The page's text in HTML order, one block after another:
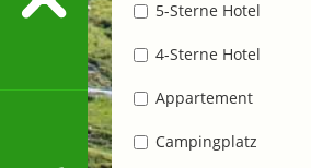
5-Sterne Hotel
4-Sterne Hotel
Appartement
Campingplatz